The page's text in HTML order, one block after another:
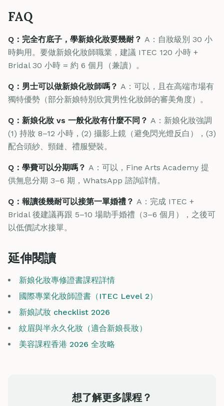
FAQ
Q：完全冇底子，學新娘化妝要幾耐？ A：自妝級別 30 小
時夠用。要做新娘化妝師職業，建議 ITEC 120 小時 +
Bridal 30 小時 = 約 6 個月（兼讀）。
Q：男士可以做新娘化妝師嗎？ A：可以，且在高端市場有
獨特優勢（部分新娘特別欣賞男性化妝師的審美角度）。
Q：新娘化妝 vs 一般化妝有什麼不同？ A：新娘化妝強調
(1) 持妝 8–12 小時，(2) 攝影上鏡（避免閃光燈反白），(3)
配合頭紗、頸鏈、禮服變裝。
Q：學費可以分期嗎？ A：可以，Fine Arts Academy 提
供無息分期 3–6 期，WhatsApp 諮詢詳情。
Q：報讀後幾耐可以接第一單婚禮？ A：完成 ITEC +
Bridal 後建議再跟 5–10 場助手婚禮（3–6 個月），之後可
以低價試水接單。
延伸閱讀
新娘化妝專修證書課程詳情
國際專業化妝師證書（ITEC Level 2）
新娘試妝 checklist 2026
紋眉與半永久化妝（適合新娘長妝）
美容課程香港 2026 全攻略
想了解更多課程？